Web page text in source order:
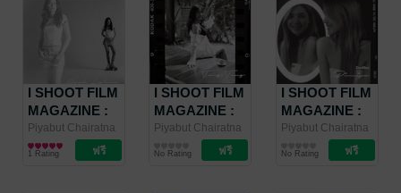
I SHOOT FILM
MAGAZINE :
Special Part
13
Piyabut Chairatna
/ I SHOOT FILM
MAGAZINE
นิตยสารศิลปะ/
ภาพถ่าย/การ
1 Rating
I SHOOT FILM
MAGAZINE :
Special Part
Piyabut Chairatna
/ I SHOOT FILM
MAGAZINE
นิตยสารศิลปะ/
ภาพถ่าย/การ
No Rating
I SHOOT FILM
MAGAZINE :
Special Part 11
Piyabut Chairatna
/ I SHOOT FILM
MAGAZINE
นิตยสารศิลปะ/
ภาพถ่าย/การ
No Rating